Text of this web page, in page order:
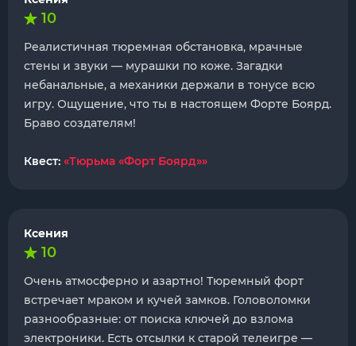
10
Реалистичная тюремная обстановка, мрачные
стены и звуки — мурашки по коже. Загадки
небанальные, а механики держали в тонусе всю
игру. Ощущение, что ты в настоящем Форте Боярд.
Браво создателям!
Квест: «Тюрьма «Форт Боярд»»
Ксения
10
Очень атмосферно и азартно! Тюремный форт
встречает мраком и кучей замков. Головоломки
разнообразные: от поиска ключей до взлома
электроники. Есть отсылки к старой телеигре —